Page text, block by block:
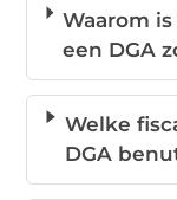
Waarom
een DGA
Welke
DGA